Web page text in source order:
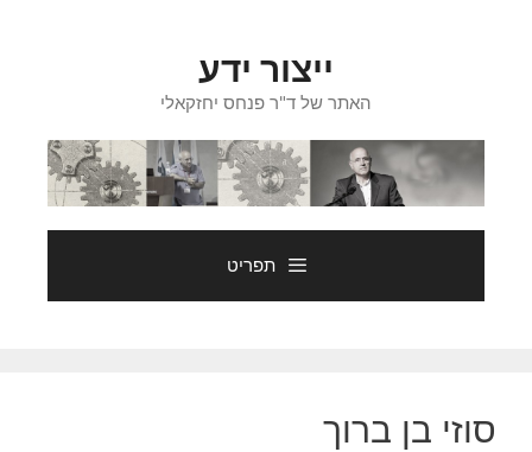
ייצור ידע
האתר של ד"ר פנחס יחזקאלי
תפריט
סוזי בן ברוך